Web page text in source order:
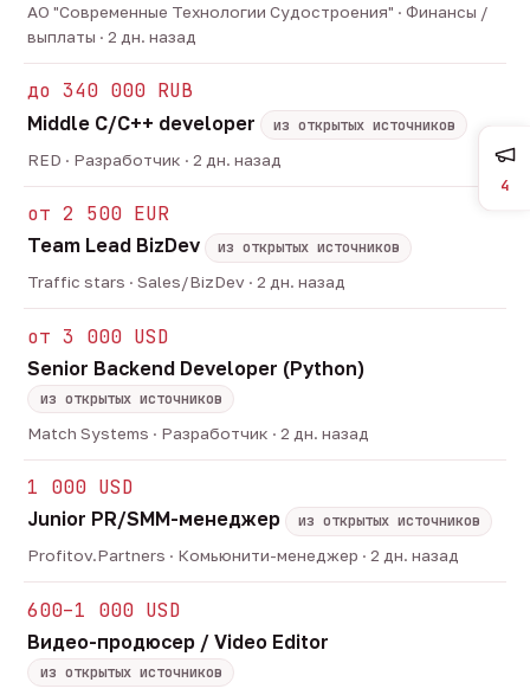
АО "Современные Технологии Судостроения" · Финансы /
выплаты · 2 дн. назад
до 340 000 RUB
Middle C/C++ developer
из открытых источников
RED · Разработчик · 2 дн. назад
от 2 500 EUR
Team Lead BizDev
из открытых источников
Traffic stars · Sales/BizDev · 2 дн. назад
от 3 000 USD
Senior Backend Developer (Python)
из открытых источников
Match Systems · Разработчик · 2 дн. назад
1 000 USD
Junior PR/SMM-менеджер
из открытых источников
Profitov.Partners · Комьюнити-менеджер · 2 дн. назад
600–1 000 USD
Видео-продюсер / Video Editor
из открытых источников
4